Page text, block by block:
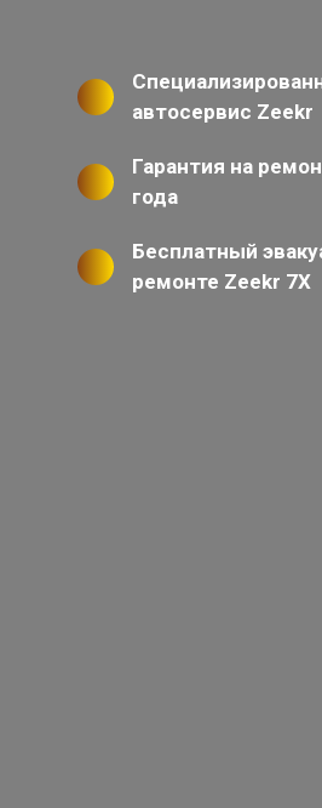
автосервис Zeekr
Гарантия на
года
Бесплатный
ремонте Zeekr 7X